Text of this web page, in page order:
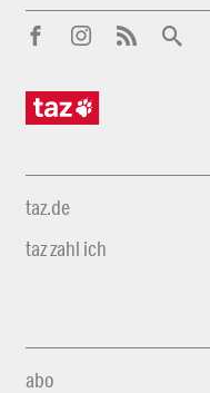
taz.de
taz zahl ich
abo